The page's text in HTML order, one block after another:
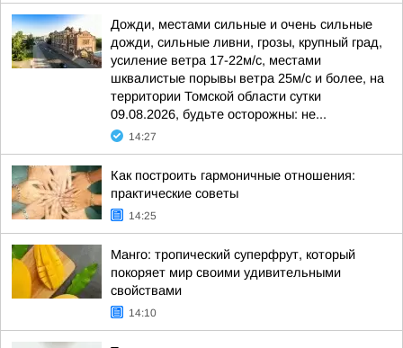
Дожди, местами сильные и очень сильные
дожди, сильные ливни, грозы, крупный град,
усиление ветра 17-22м/с, местами
шквалистые порывы ветра 25м/с и более, на
территории Томской области сутки
09.08.2026, будьте осторожны: не...
14:27
Как построить гармоничные отношения:
практические советы
14:25
Манго: тропический суперфрут, который
покоряет мир своими удивительными
свойствами
14:10